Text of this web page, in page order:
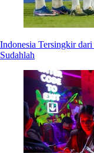
Indonesia Tersingkir
Sudahlah